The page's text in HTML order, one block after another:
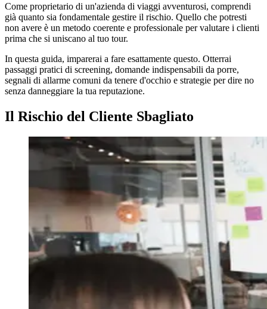
Come proprietario di un'azienda di viaggi avventurosi, comprendi
già quanto sia fondamentale gestire il rischio. Quello che potresti
non avere è un metodo coerente e professionale per valutare i clienti
prima che si uniscano al tuo tour.
In questa guida, imparerai a fare esattamente questo. Otterrai
passaggi pratici di screening, domande indispensabili da porre,
segnali di allarme comuni da tenere d'occhio e strategie per dire no
senza danneggiare la tua reputazione.
Il Rischio del Cliente Sbagliato